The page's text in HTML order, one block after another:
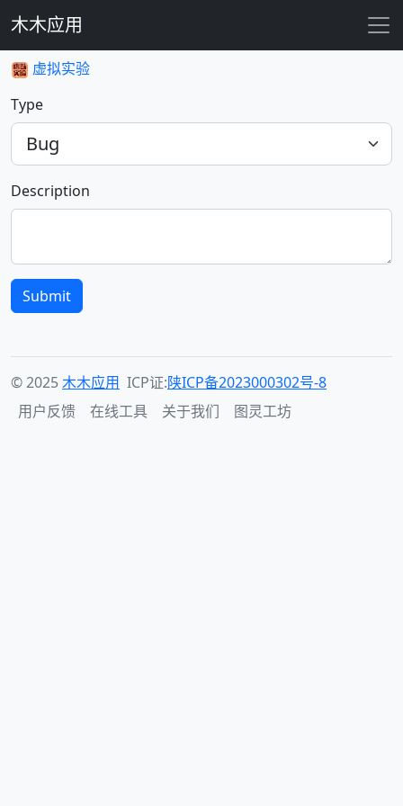
木木应用
虚拟实验
Type
Description
Submit
© 2025木木应用 ICP证:陕ICP备2023000302号-8
用户反馈
在线工具 关于我们 图灵工坊